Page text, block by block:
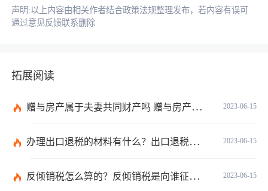
声明:以上内容由相关作者结合政策法规整理发布，若内容有误可
通过意见反馈联系删除
拓展阅读
2023-06-15
赠与房产属于夫妻共同财产吗 赠与房产需要公证吗？
2023-06-15
办理出口退税的材料有什么？出口退税的办理程序有哪些？电器出口退税怎么算？ 世界今日报
2023-06-15
反倾销税怎么算的？反倾销税是向谁征收的？反倾销税的计算公式是什么？